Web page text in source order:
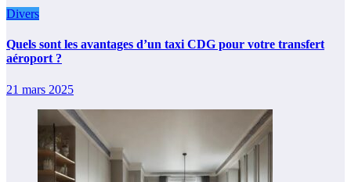
Divers
Quels sont les avantages d’un taxi CDG pour votre transfert
aéroport ?
21 mars 2025